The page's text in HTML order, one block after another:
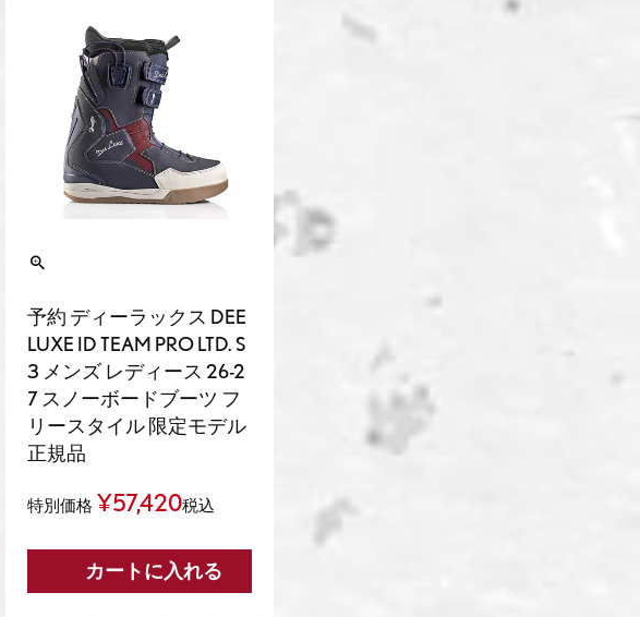
予約 ディーラックス DEE
LUXE ID TEAM PRO LTD. S
3 メンズ レディース 26-2
7 スノーボードブーツ フ
リースタイル 限定モデル
正規品
特別価格 ¥57,420税込
カートに入れる